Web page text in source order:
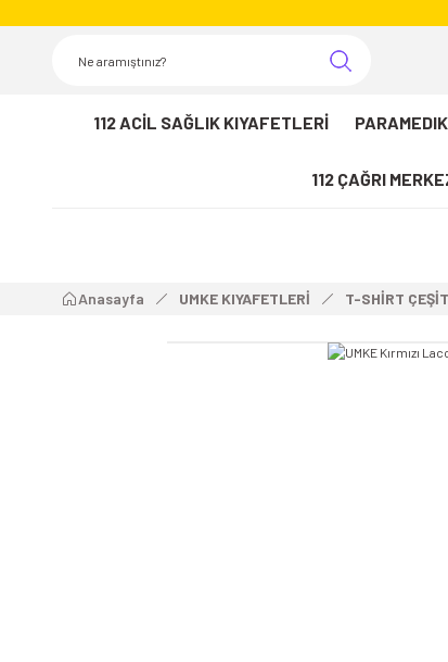
112 ACİL SAĞLIK KIYAFETLERİ
112 ÇAĞRI
Anasayfa UMKE KIYAFETLERİ T-SHİRT